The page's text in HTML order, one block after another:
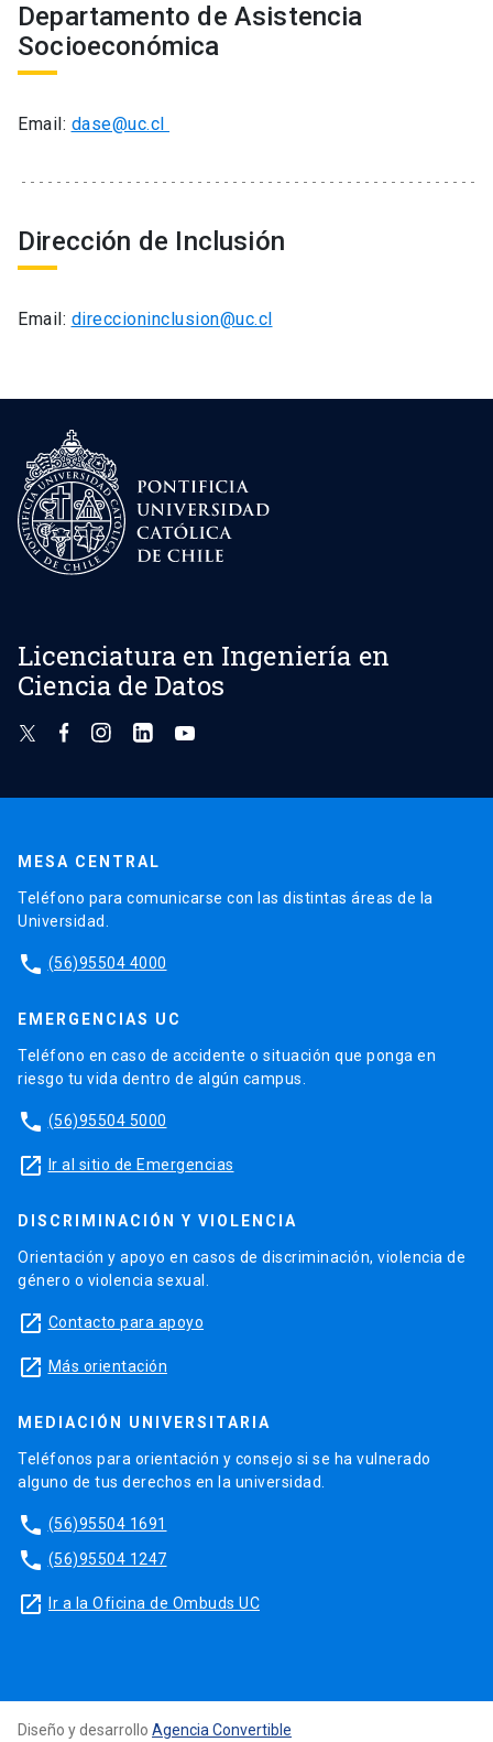
Departamento de Asistencia
Socioeconómica
Email: dase@uc.cl
Dirección de Inclusión
Email: direccioninclusion@uc.cl
Licenciatura en Ingeniería en
Ciencia de Datos
MESA CENTRAL
Teléfono para comunicarse con las distintas áreas de la
Universidad.
phone (56)95504 4000
EMERGENCIAS UC
Teléfono en caso de accidente o situación que ponga en
riesgo tu vida dentro de algún campus.
phone (56)95504 5000
launch Ir al sitio de Emergencias
DISCRIMINACIÓN Y VIOLENCIA
Orientación y apoyo en casos de discriminación, violencia de
género o violencia sexual.
launch Contacto para apoyo
launch Más orientación
MEDIACIÓN UNIVERSITARIA
Teléfonos para orientación y consejo si se ha vulnerado
alguno de tus derechos en la universidad.
phone (56)95504 1691
phone (56)95504 1247
launch Ir a la Oficina de Ombuds UC
Diseño y desarrollo Agencia Convertible